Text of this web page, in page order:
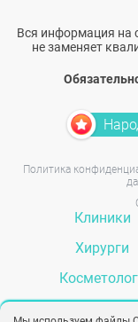
Вся информация на
не заменяет
Политика
Клиники
Хирурги